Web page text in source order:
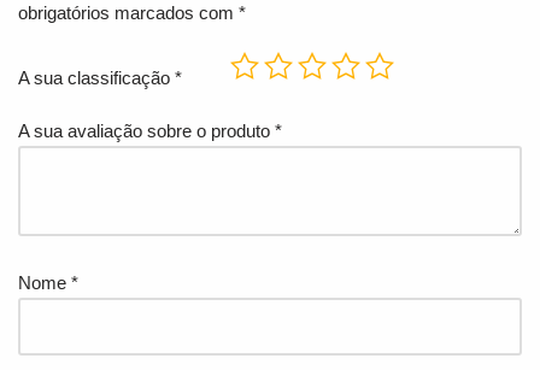
obrigatórios marcados com *
A sua classificação *
A sua avaliação sobre o produto *
Nome *